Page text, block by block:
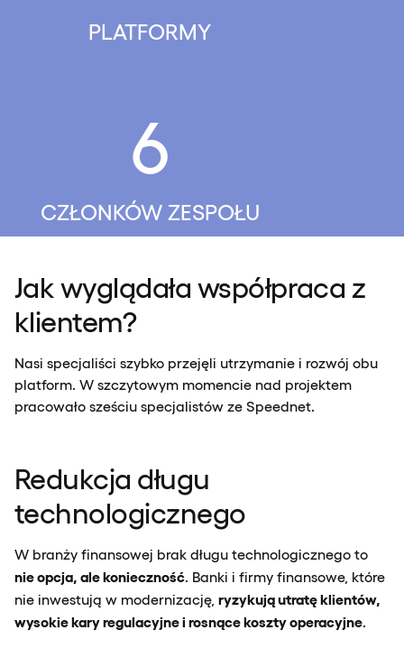
PLATFORMY
6
CZŁONKÓW ZESPOŁU
Jak wyglądała współpraca z
klientem?
Nasi specjaliści szybko przejęli utrzymanie i rozwój obu
platform. W szczytowym momencie nad projektem
pracowało sześciu specjalistów ze Speednet.
Redukcja długu
technologicznego
W branży finansowej brak długu technologicznego to
nie opcja, ale konieczność. Banki i firmy finansowe, które
nie inwestują w modernizację, ryzykują utratę klientów,
wysokie kary regulacyjne i rosnące koszty operacyjne.